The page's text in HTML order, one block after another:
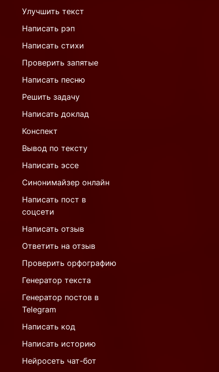
Улучшить текст
Написать рэп
Написать стихи
Проверить запятые
Написать песню
Решить задачу
Написать доклад
Конспект
Вывод по тексту
Написать эссе
Синонимайзер онлайн
Написать пост в
соцсети
Написать отзыв
Ответить на отзыв
Проверить орфографию
Генератор текста
Генератор постов в
Telegram
Написать код
Написать историю
Нейросеть чат-бот